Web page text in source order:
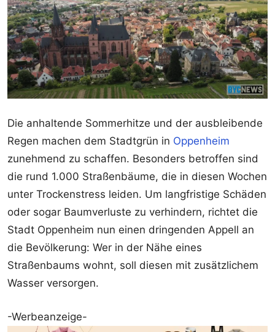
Die anhaltende Sommerhitze und der ausbleibende
Regen machen dem Stadtgrün in Oppenheim
zunehmend zu schaffen. Besonders betroffen sind
die rund 1.000 Straßenbäume, die in diesen Wochen
unter Trockenstress leiden. Um langfristige Schäden
oder sogar Baumverluste zu verhindern, richtet die
Stadt Oppenheim nun einen dringenden Appell an
die Bevölkerung: Wer in der Nähe eines
Straßenbaums wohnt, soll diesen mit zusätzlichem
Wasser versorgen.
-Werbeanzeige-